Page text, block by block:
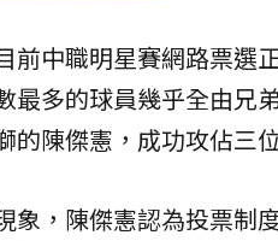
前中職明星賽網路票選
最多的球員幾乎全由兄
的陳傑憲，成功攻佔三
象，陳傑憲認為投票制